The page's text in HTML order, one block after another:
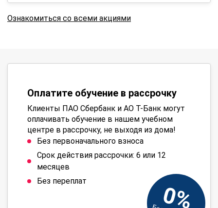
Ознакомиться со всеми акциями
Оплатите обучение в рассрочку
Клиенты ПАО Сбербанк и АО Т-Банк могут
оплачивать обучение в нашем учебном
центре в рассрочку, не выходя из дома!
Без первоначального взноса
Срок действия рассрочки: 6 или 12
месяцев
Без переплат
0%